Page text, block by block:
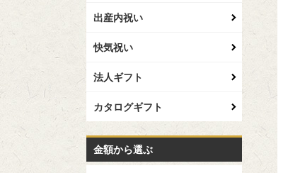
出産内祝い
快気祝い
法人ギフト
カタログギフト
金額から選ぶ